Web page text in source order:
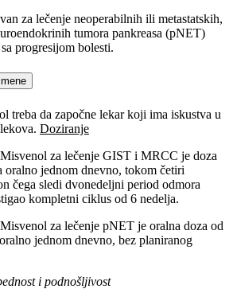
za lečenje neoperabilnih ili metastatskih,
tumora pankreasa (pNET)
progresijom bolesti.
treba da započne lekar koji ima iskustva u
Doziranje
za lečenje GIST i MRCC je doza
oralno jednom dnevno, tokom četiri
čega sledi dvonedeljni period odmora
kompletni ciklus od 6 nedelja.
za lečenje pNET je oralna doza od
jednom dnevno, bez planiranog
i podnošljivost